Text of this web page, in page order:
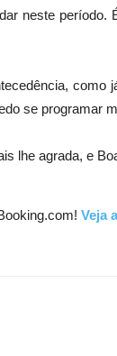
neste período.
como
se programar
lhe agrada, e
Veja